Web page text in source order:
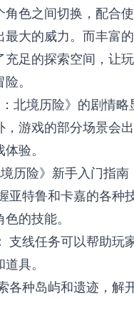
角色之间切换，配合
最大的威力。而丰富
充足的探索空间，让
。
北境历险》的剧情略
，游戏的部分场景会
验。
历险》新手入门指南
亚特鲁和卡嘉的各种
的技能。
支线任务可以帮助玩
具。
各种岛屿和遗迹，解